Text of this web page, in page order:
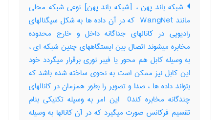
شبکه باند پهن ، [شبکه باند پهن] نوعی شبکه محلی
مانند ‎ WangNet که در آن داده ها به شکل سیگنالهای
رادیویی در کانالهای جداگانه داخل و خارج محدوده
مخابره میشوند اتصال بین ایستگاههای چنین شبکه ای ،
به وسیله کابل هم محور یا فیبر نوری برقرار میگردد خود
این کابل نیز ممکن است به نحوی ساخته شده باشد که
بتواند داده ها ، صدا و تصویر را بطور همزمان در کانالهای
چندگانه مخابره کند‎ 0 این امر به وسیله تکنیکی بنام
تقسیم فرکانس صورت میگیرد که در آن کانالها به وسیله